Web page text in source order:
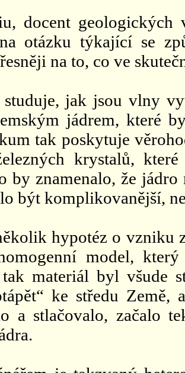
docent geologických
otázku týkající se
na to, co ve
studuje, jak jsou vlny
jádrem, které
tak poskytuje
krystalů,
by znamenalo, že
být komplikovanější,
hypotéz o vzniku
model,
materiál byl všude
ke středu
a stlačovalo, začalo